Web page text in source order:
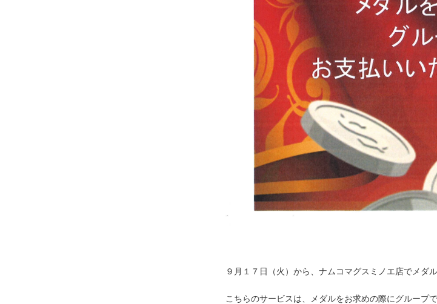
９月１７日（火）から、ナムコマグスミノエ店でメダ
こちらのサービスは、メダルをお求めの際にグループ